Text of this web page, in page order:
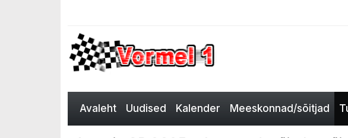
Avaleht Uudised Kalender Meeskonnad/sõitjad